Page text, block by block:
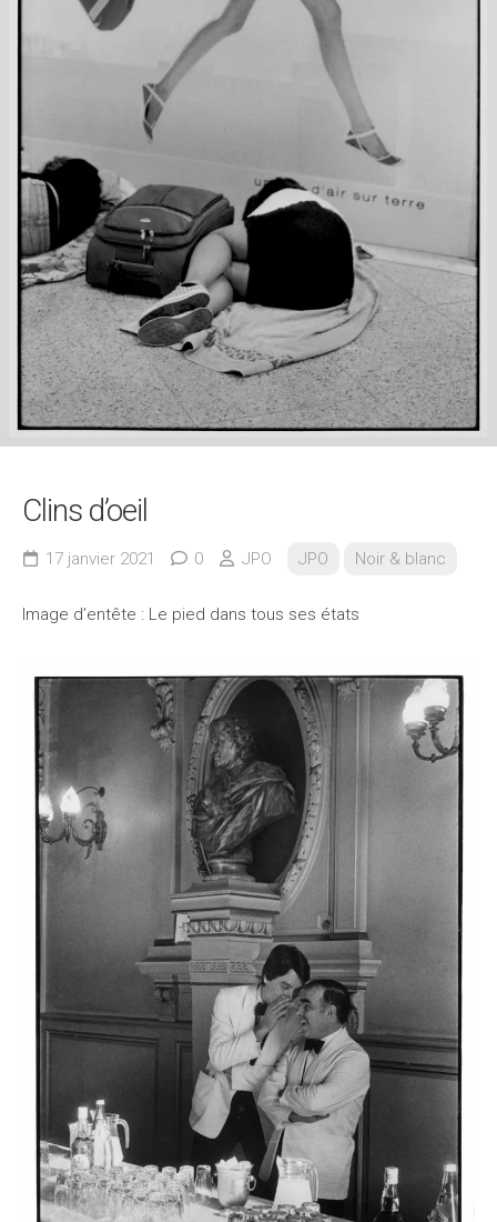
Clins d’oeil
17 janvier 2021 0 JPO JPO Noir & blanc
Image d’entête : Le pied dans tous ses états